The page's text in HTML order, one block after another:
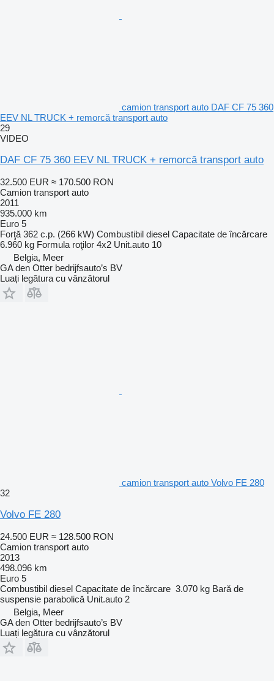
camion transport auto DAF CF 75 360
EEV NL TRUCK + remorcă transport auto
29
VIDEO
DAF CF 75 360 EEV NL TRUCK + remorcă transport auto
32.500 EUR ≈ 170.500 RON
Camion transport auto
2011
935.000 km
Euro 5
Forţă 362 c.p. (266 kW) Combustibil diesel Capacitate de încărcare
6.960 kg Formula roţilor 4x2 Unit.auto 10
Belgia, Meer
GA den Otter bedrijfsauto’s BV
Luați legătura cu vânzătorul
camion transport auto Volvo FE 280
32
Volvo FE 280
24.500 EUR ≈ 128.500 RON
Camion transport auto
2013
498.096 km
Euro 5
Combustibil diesel Capacitate de încărcare 3.070 kg Bară de
suspensie parabolică Unit.auto 2
Belgia, Meer
GA den Otter bedrijfsauto’s BV
Luați legătura cu vânzătorul